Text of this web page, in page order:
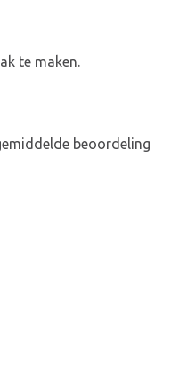
te maken.
beoordeling